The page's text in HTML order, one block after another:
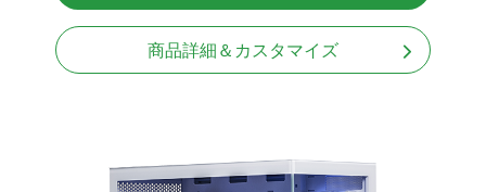
商品詳細＆カスタマイズ